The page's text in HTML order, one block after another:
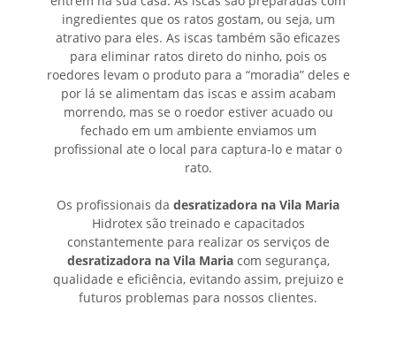
ingredientes que os ratos gostam, ou seja, um
atrativo para eles. As iscas também são eficazes
para eliminar ratos direto do ninho, pois os
roedores levam o produto para a “moradia” deles e
por lá se alimentam das iscas e assim acabam
morrendo, mas se o roedor estiver acuado ou
fechado em um ambiente enviamos um
profissional ate o local para captura-lo e matar o
rato.
Os profissionais da desratizadora na Vila Maria
Hidrotex são treinado e capacitados
constantemente para realizar os serviços de
desratizadora na Vila Mariacom segurança,
qualidade e eficiência, evitando assim, prejuizo e
futuros problemas para nossos clientes.